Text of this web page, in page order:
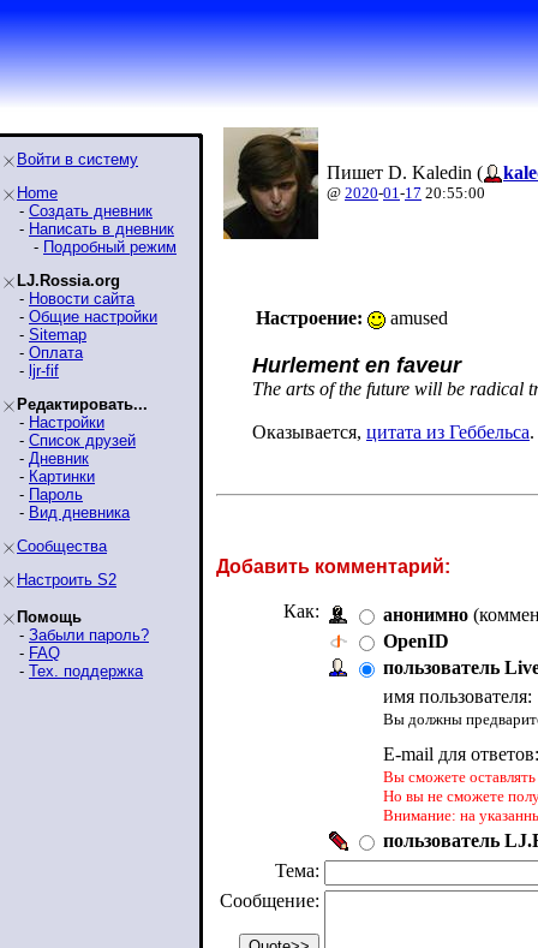
Войти в систему
Home
- Создать дневник
- Написать в дневник
- Подробный режим
LJ.Rossia.org
- Новости сайта
- Общие настройки
- Sitemap
- Оплата
- ljr-fif
Редактировать...
- Настройки
- Список друзей
- Дневник
- Картинки
- Пароль
- Вид дневника
Сообщества
Настроить S2
Помощь
- Забыли пароль?
- FAQ
- Тех. поддержка
Пишет D. Kaledin (
@ 2020-01-17 20:55:00
Настроение: amused
Hurlement en faveur
The arts of the future will be radical
Оказывается, цитата из Геббельса
Добавить комментарий:
Как: анонимно
OpenID
пользователь
имя пользователя:
Вы должны
E-mail для
Вы сможете
Но вы не сможете
Внимание: на
пользователь
Тема:
Сообщение: